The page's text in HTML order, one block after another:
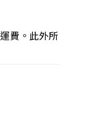
費。此外所